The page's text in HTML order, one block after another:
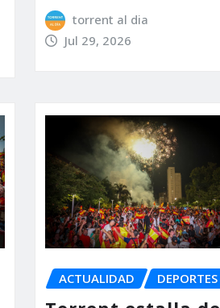
torrent al dia
Jul 29, 2026
ACTUALIDAD DEPORTES